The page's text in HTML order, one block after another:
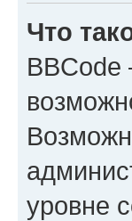
Что
уровне